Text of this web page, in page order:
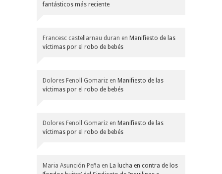
fantásticos más reciente
Francesc castellarnau duran en Manifiesto de las
víctimas por el robo de bebés
Dolores Fenoll Gomariz en Manifiesto de las
víctimas por el robo de bebés
Dolores Fenoll Gomariz en Manifiesto de las
víctimas por el robo de bebés
Maria Asunción Peña en La lucha en contra de los